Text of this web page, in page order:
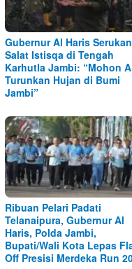
Gubernur Al Haris Serukan
Salat Istisqa di Tengah
Karhutla Jambi: “Mohon
Turunkan Hujan di Bumi
Jambi”
Ribuan Pelari Padati
Telanaipura, Gubernur Al
Haris, Polda Jambi,
Bupati/Wali Kota Lepas
Off Presisi Merdeka Run